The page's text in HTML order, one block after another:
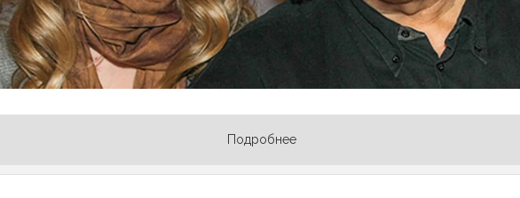
Марину Коташенко, прожившей с Градским 17 лет, из
наследства возможно, если брак, оформленный за несколько
недель до смерти музыканта, будет признан
недействительным.МКцитирует Коташенко:
Подробнее